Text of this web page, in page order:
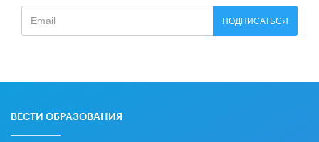
ПОДПИСАТЬСЯ
ВЕСТИ ОБРАЗОВАНИЯ